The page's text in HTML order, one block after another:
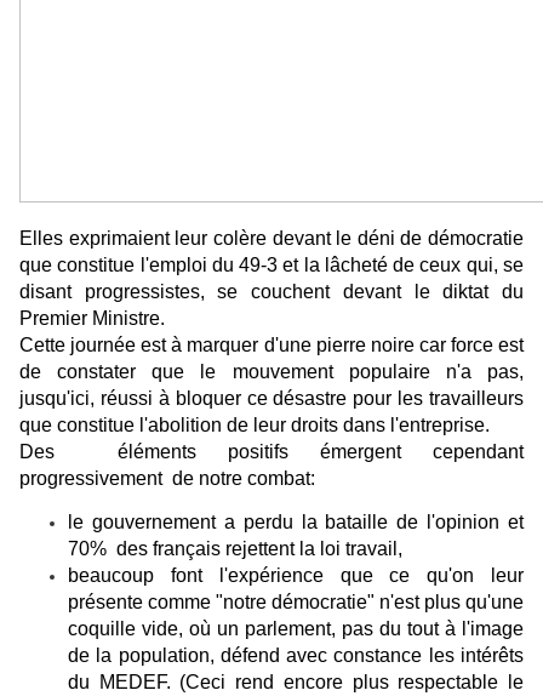
Elles exprimaient leur colère devant le déni de démocratie
que constitue l'emploi du 49-3 et la lâcheté de ceux qui, se
disant progressistes, se couchent devant le diktat du
Premier Ministre.
Cette journée est à marquer d'une pierre noire car force est
de constater que le mouvement populaire n'a pas,
jusqu'ici, réussi à bloquer ce désastre pour les travailleurs
que constitue l'abolition de leur droits dans l'entreprise.
Des éléments positifs émergent cependant
progressivement de notre combat:
le gouvernement a perdu la bataille de l'opinion et
70% des français rejettent la loi travail,
beaucoup font l'expérience que ce qu'on leur
présente comme "notre démocratie" n'est plus qu'une
coquille vide, où un parlement, pas du tout à l'image
de la population, défend avec constance les intérêts
du MEDEF. (Ceci rend encore plus respectable le